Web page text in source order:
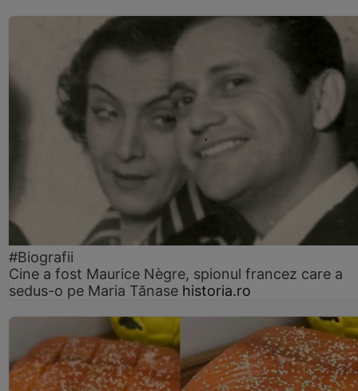
#Biografii
Cine a fost Maurice Nègre, spionul francez care a
sedus-o pe Maria Tănase historia.ro